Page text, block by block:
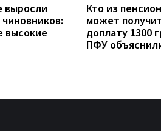
выросли
высокие
Кто из
может
доплату 1300
ПФУ